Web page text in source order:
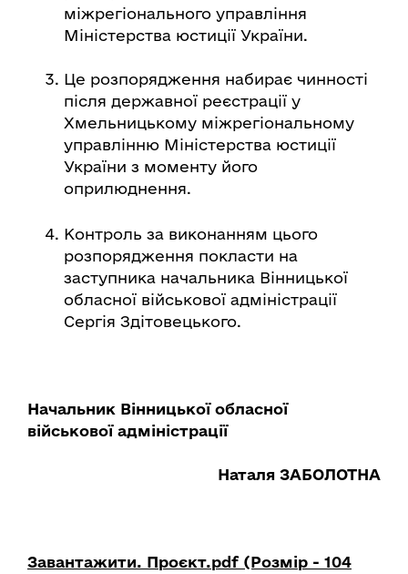
міжрегіонального управління
Міністерства юстиції України.
Це розпорядження набирає чинності
після державної реєстрації у
Хмельницькому міжрегіональному
управлінню Міністерства юстиції
України з моменту його
оприлюднення.
Контроль за виконанням цього
розпорядження покласти на
заступника начальника Вінницької
обласної військової адміністрації
Сергія Здітовецького.
Начальник Вінницької обласної
військової адміністрації
Наталя ЗАБОЛОТНА
Завантажити. Проєкт.pdf (Розмір - 104